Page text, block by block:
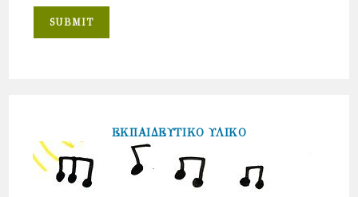
ΕΚΠΑΙΔΕΥΤΙΚΟ ΥΛΙΚΟ